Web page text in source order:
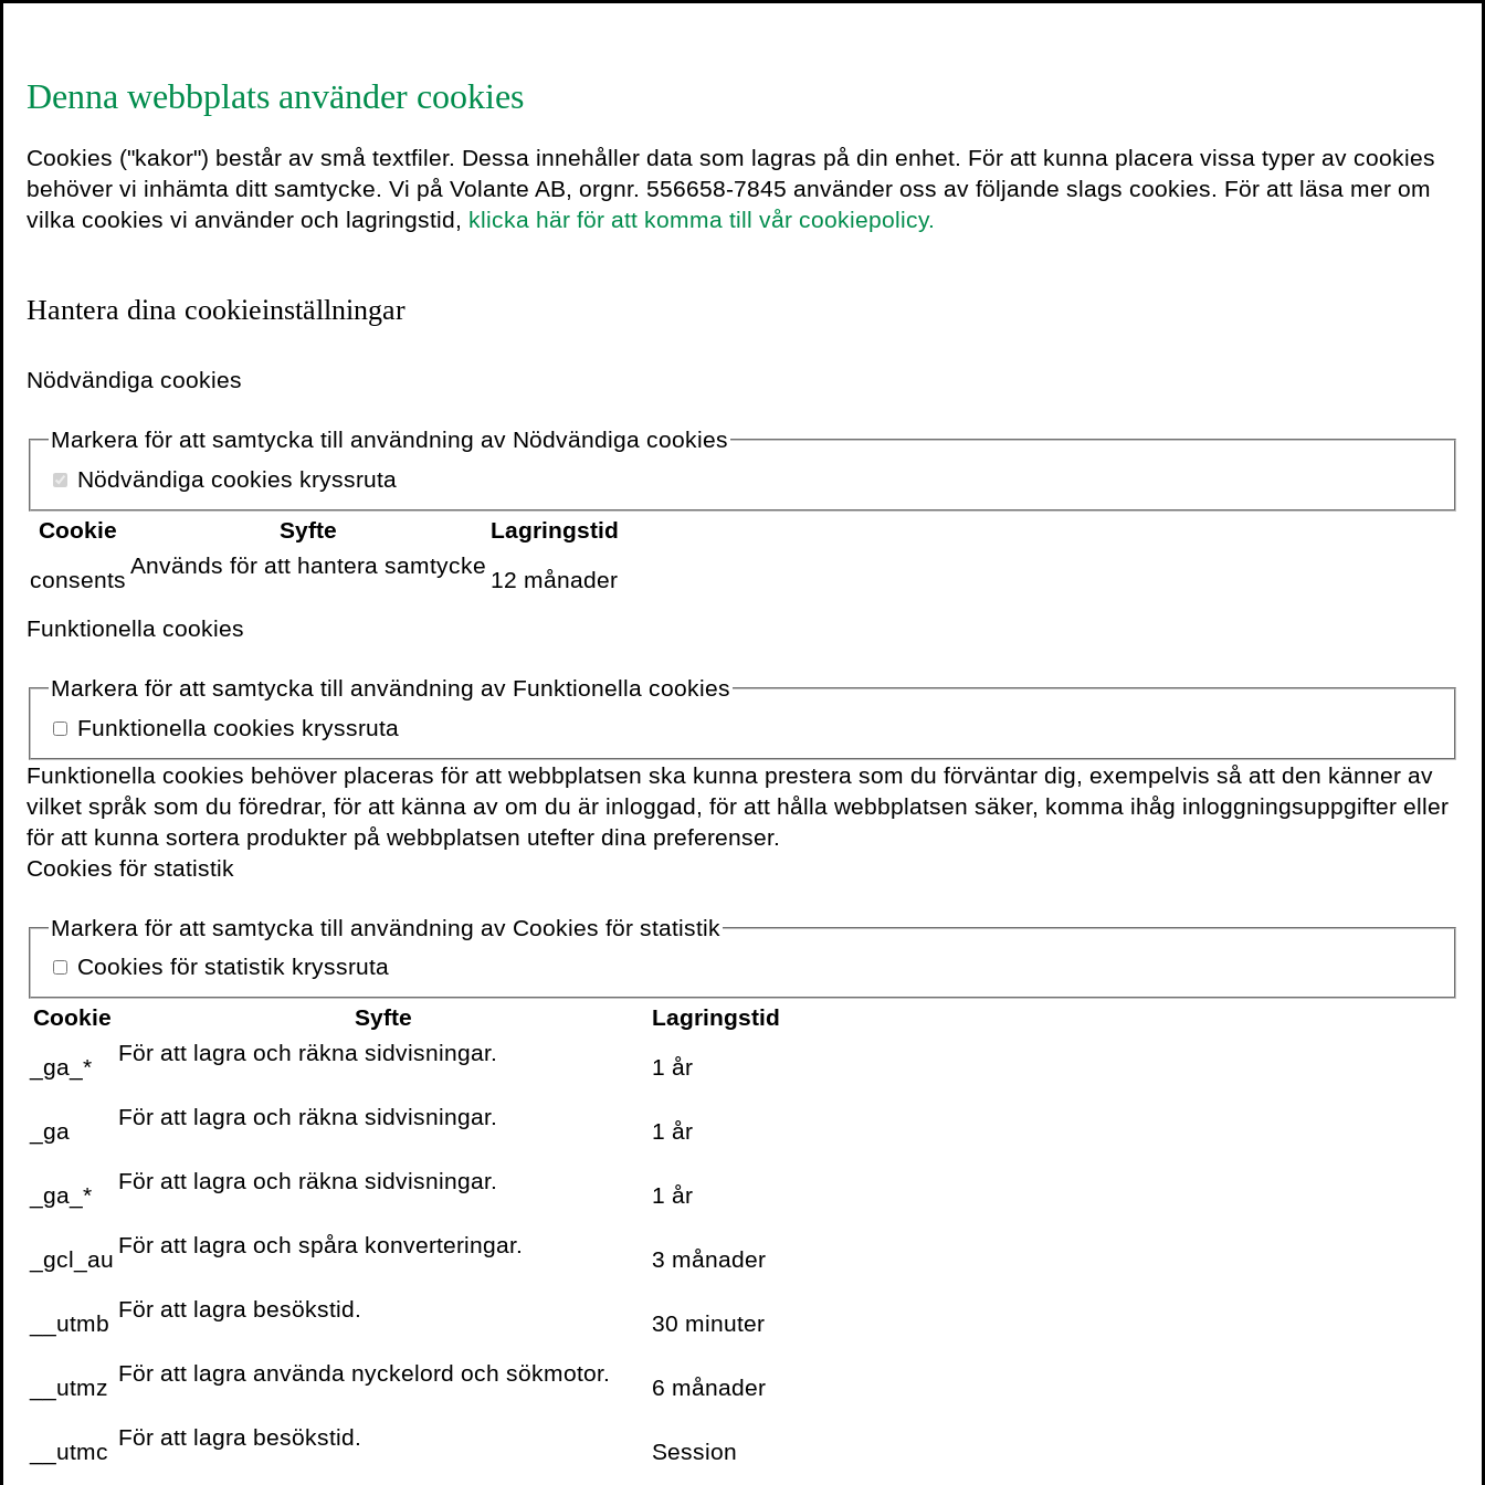
30 maj 2022
VOLANTE PÅFACEBOOK VOLANTE PÅ
föreläsningar och
ungefär en gång i veckan till
din inbox
SE-111 27 Stockholm
+46(0) 8 702 15 19
info@volante.se
Denna webbplats använder cookies
Cookies ("kakor") består av små textfiler. Dessa innehåller data som lagras på din enhet. För att kunna placera vissa typer av cookies
behöver vi inhämta ditt samtycke. Vi på Volante AB, orgnr. 556658-7845 använder oss av följande slags cookies. För att läsa mer om
vilka cookies vi använder och lagringstid, klicka här för att komma till vår cookiepolicy.
Hantera dina cookieinställningar
Nödvändiga cookies
Markera för att samtycka till användning av Nödvändiga cookies
Nödvändiga cookies kryssruta
Cookie Syfte
Lagringstid
consents
Används för att hantera samtycke
12 månader
Funktionella cookies
Markera för att samtycka till användning av Funktionella cookies
Funktionella cookies kryssruta
Funktionella cookies behöver placeras för att webbplatsen ska kunna prestera som du förväntar dig, exempelvis så att den känner av
vilket språk som du föredrar, för att känna av om du är inloggad, för att hålla webbplatsen säker, komma ihåg inloggningsuppgifter eller
för att kunna sortera produkter på webbplatsen utefter dina preferenser.
Cookies för statistik
Markera för att samtycka till användning av Cookies för statistik
Cookies för statistik kryssruta
Cookie Syfte
Lagringstid
_ga_*
För att lagra och räkna sidvisningar.
1 år
_ga
För att lagra och räkna sidvisningar.
1 år
_ga_*
För att lagra och räkna sidvisningar.
1 år
_gcl_au
För att lagra och spåra konverteringar.
3 månader
__utmb
För att lagra besökstid.
30 minuter
__utmz
För att lagra använda nyckelord och sökmotor.
6 månader
__utmc
För att lagra besökstid.
Session